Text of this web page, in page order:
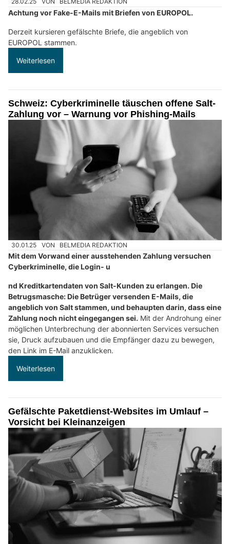
Achtung vor Fake-E-Mails mit Briefen von EUROPOL.
Derzeit kursieren gefälschte Briefe, die angeblich von
EUROPOL stammen.
Weiterlesen
Schweiz: Cyberkriminelle täuschen offene Salt-
Zahlung vor – Warnung vor Phishing-Mails
30.01.25 VON BELMEDIA REDAKTION
Mit dem Vorwand einer ausstehenden Zahlung versuchen
Cyberkriminelle, die Login- u
nd Kreditkartendaten von Salt-Kunden zu erlangen. Die
Betrugsmasche: Die Betrüger versenden E-Mails, die
angeblich von Salt stammen, und behaupten darin, dass eine
Zahlung noch nicht eingegangen sei. Mit der Androhung einer
möglichen Unterbrechung der abonnierten Services versuchen
sie, Druck aufzubauen und die Empfänger dazu zu bewegen,
den Link im E-Mail anzuklicken.
Weiterlesen
Gefälschte Paketdienst-Websites im Umlauf –
Vorsicht bei Kleinanzeigen